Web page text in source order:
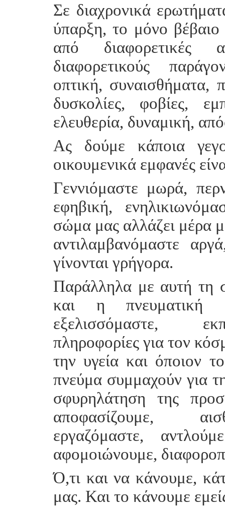
Σε διαχρονικά
ύπαρξη, το μόνο βέβαιο
από διαφορετικές
διαφορετικούς
οπτική, συναισθήματα,
δυσκολίες, φοβίες,
ελευθερία, δυναμική,
Ας δούμε κάποια
οικουμενικά εμφανές
Γεννιόμαστε μωρά,
εφηβική,
σώμα μας αλλάζει μέρα
αντιλαμβανόμαστε
γίνονται γρήγορα.
Παράλληλα με αυτή τη
και η πνευματική
εξελισσόμαστε,
πληροφορίες για τον
την υγεία και όποιον
πνεύμα συμμαχούν για
σφυρηλάτηση της
αποφασίζουμε,
εργαζόμαστε,
αφομοιώνουμε,
Ό,τι και να κάνουμε,
μας. Και το κάνουμε